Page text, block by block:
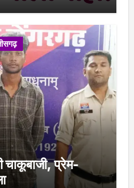
चाकूबाजी, प्रेम-